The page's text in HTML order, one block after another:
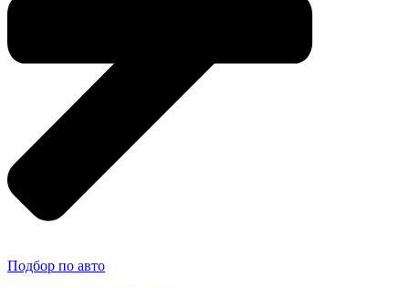
Подбор по авто